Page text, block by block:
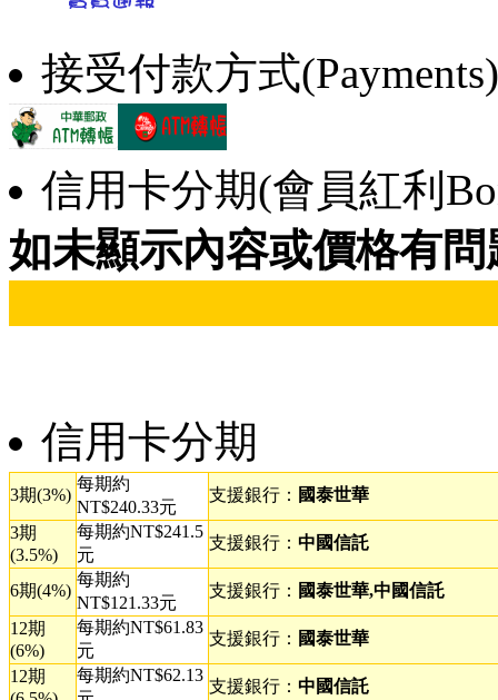
接受付款方式
信用卡分期(會員紅利
如未顯示內容或價格有
信用卡分期
3期(3%)
每期約
NT$240.33元
支援銀行： 國泰世華
3期
(3.5%)
每期約NT$241.5
元
支援銀行： 中國信託
6期(4%)
每期約
NT$121.33元
支援銀行： 國泰世華,中國信託
12期
(6%)
每期約NT$61.83
元
支援銀行： 國泰世華
12期
每期約NT$62.13
支援銀行： 中國信託